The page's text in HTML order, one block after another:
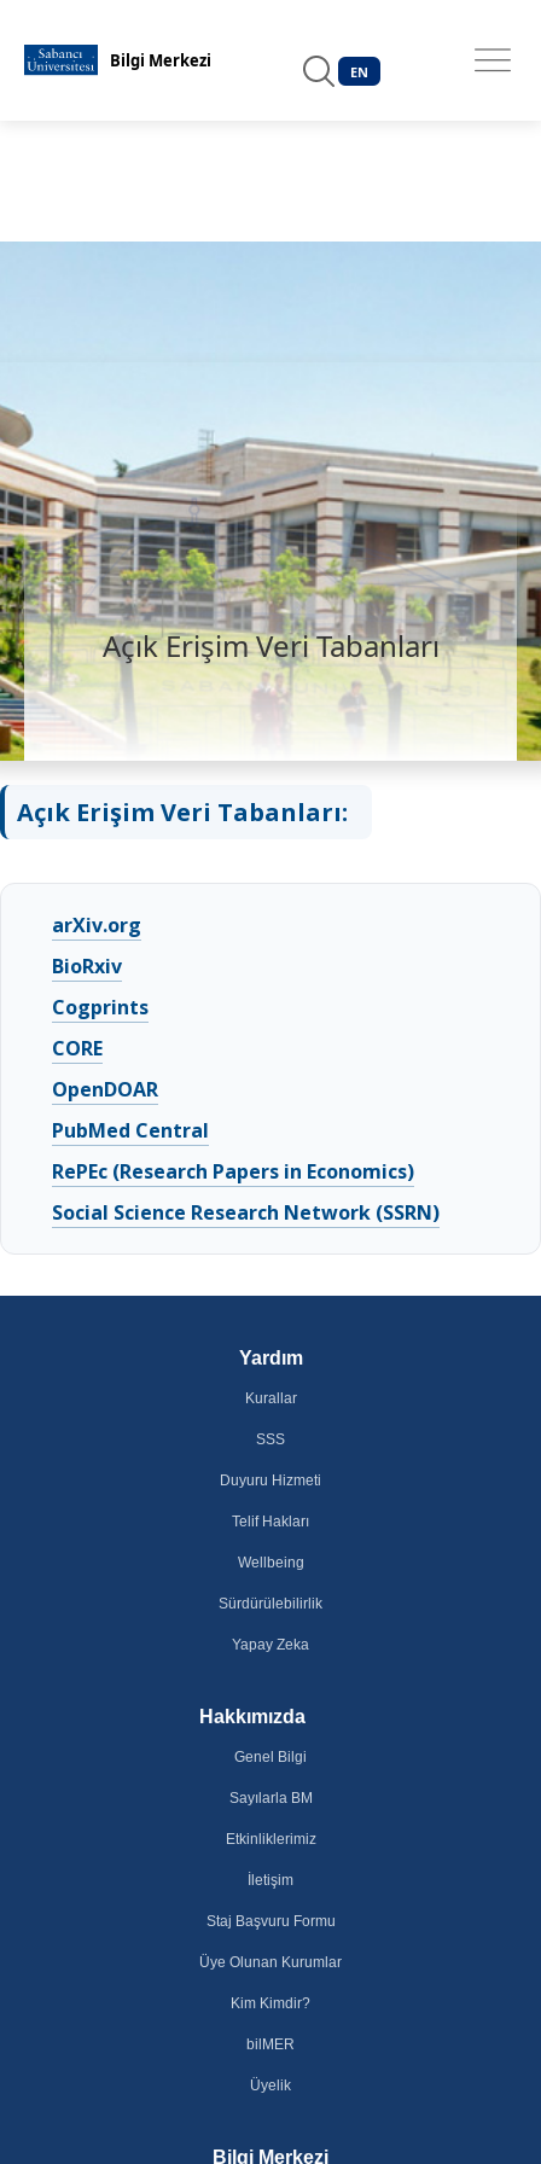
Bilgi Merkezi
EN
Açık Erişim Veri Tabanları
Açık Erişim Veri Tabanları:
arXiv.org
BioRxiv
Cogprints
CORE
OpenDOAR
PubMed Central
RePEc (Research Papers in Economics)
Social Science Research Network (SSRN)
Yardım
Kurallar
SSS
Duyuru Hizmeti
Telif Hakları
Wellbeing
Sürdürülebilirlik
Yapay Zeka
Hakkımızda
Genel Bilgi
Sayılarla BM
Etkinliklerimiz
İletişim
Staj Başvuru Formu
Üye Olunan Kurumlar
Kim Kimdir?
bilMER
Üyelik
Bilgi Merkezi